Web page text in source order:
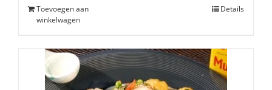
Toevoegen aan
winkelwagen
Details